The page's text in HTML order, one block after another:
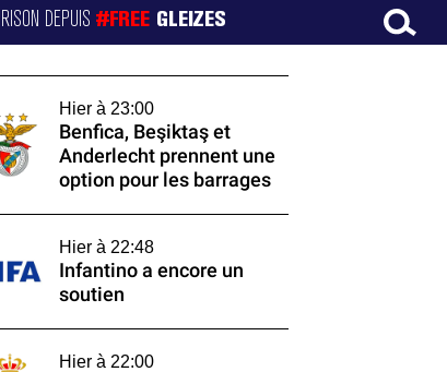
DEPUIS#FREE GLEIZES
Hier à 23:00
Benfica, Beşiktaş et
Anderlecht prennent une
option pour les barrages
Hier à 22:48
Infantino a encore un
soutien
Hier à 22:00